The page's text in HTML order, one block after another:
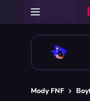
Mody FNF